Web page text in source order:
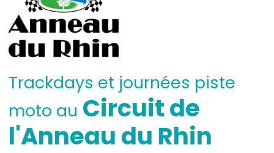
Trackdays et journées piste
moto au Circuit de
l'Anneau du Rhin